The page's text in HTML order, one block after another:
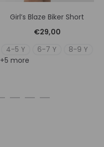
Girl’s Blaze Biker Short
€29,00
4-5 Y
6-7 Y
8-9 Y
+5 more